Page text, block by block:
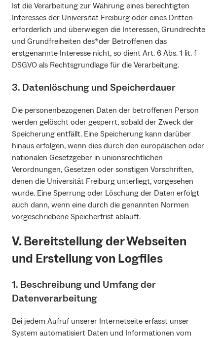
Ist die Verarbeitung zur Wahrung eines berechtigten
Interesses der Universität Freiburg oder eines Dritten
erforderlich und überwiegen die Interessen, Grundrechte
und Grundfreiheiten des*der Betroffenen das
erstgenannte Interesse nicht, so dient Art. 6 Abs. 1 lit. f
DSGVO als Rechtsgrundlage für die Verarbeitung.
3. Datenlöschung und Speicherdauer
Die personenbezogenen Daten der betroffenen Person
werden gelöscht oder gesperrt, sobald der Zweck der
Speicherung entfällt. Eine Speicherung kann darüber
hinaus erfolgen, wenn dies durch den europäischen oder
nationalen Gesetzgeber in unionsrechtlichen
Verordnungen, Gesetzen oder sonstigen Vorschriften,
denen die Universität Freiburg unterliegt, vorgesehen
wurde. Eine Sperrung oder Löschung der Daten erfolgt
auch dann, wenn eine durch die genannten Normen
vorgeschriebene Speicherfrist abläuft.
V. Bereitstellung der Webseiten
und Erstellung von Logfiles
1. Beschreibung und Umfang der
Datenverarbeitung
Bei jedem Aufruf unserer Internetseite erfasst unser
System automatisiert Daten und Informationen vom